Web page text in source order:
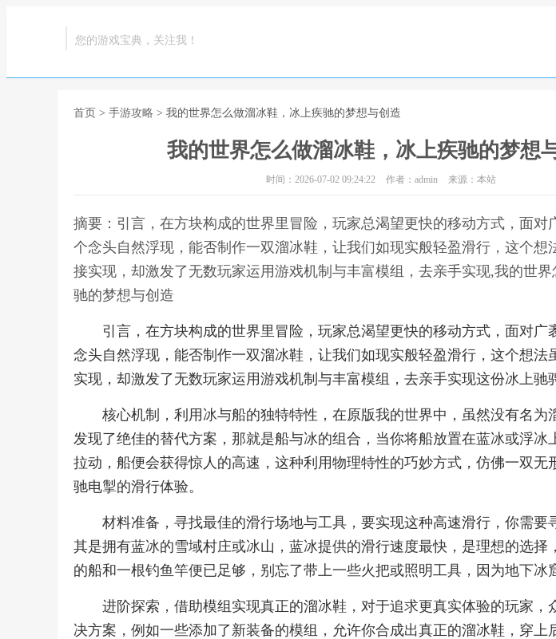
您的游戏宝典，关注我！
首页 > 手游攻略 > 我的世界怎么做溜冰鞋，冰上疾驰的梦想与创造
我的世界怎么做溜冰鞋，冰上疾驰的梦想
时间：2026-07-02 09:24:22 作者：admin 来源：本站
摘要：引言，在方块构成的世界里冒险，玩家总渴望更快的移动方式，面对
个念头自然浮现，能否制作一双溜冰鞋，让我们如现实般轻盈滑行，这个想
接实现，却激发了无数玩家运用游戏机制与丰富模组，去亲手实现,我的世
驰的梦想与创造
引言，在方块构成的世界里冒险，玩家总渴望更快的移动方式，面对广
念头自然浮现，能否制作一双溜冰鞋，让我们如现实般轻盈滑行，这个想法
实现，却激发了无数玩家运用游戏机制与丰富模组，去亲手实现这份冰上驰
核心机制，利用冰与船的独特特性，在原版我的世界中，虽然没有名为
发现了绝佳的替代方案，那就是船与冰的组合，当你将船放置在蓝冰或浮冰
拉动，船便会获得惊人的高速，这种利用物理特性的巧妙方式，仿佛一双无
驰电掣的滑行体验。
材料准备，寻找最佳的滑行场地与工具，要实现这种高速滑行，你需要
其是拥有蓝冰的雪域村庄或冰山，蓝冰提供的滑行速度最快，是理想的选择
的船和一根钓鱼竿便已足够，别忘了带上一些火把或照明工具，因为地下冰
进阶探索，借助模组实现真正的溜冰鞋，对于追求更真实体验的玩家，
决方案，例如一些添加了新装备的模组，允许你合成出真正的溜冰鞋，穿上